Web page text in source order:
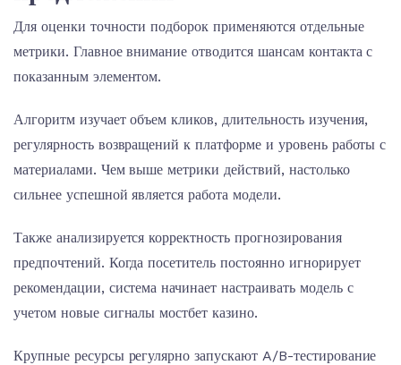
Для оценки точности подборок применяются отдельные
метрики. Главное внимание отводится шансам контакта с
показанным элементом.
Алгоритм изучает объем кликов, длительность изучения,
регулярность возвращений к платформе и уровень работы с
материалами. Чем выше метрики действий, настолько
сильнее успешной является работа модели.
Также анализируется корректность прогнозирования
предпочтений. Когда посетитель постоянно игнорирует
рекомендации, система начинает настраивать модель с
учетом новые сигналы мостбет казино.
Крупные ресурсы регулярно запускают A/B-тестирование